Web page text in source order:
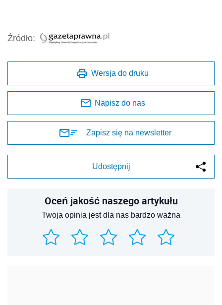
Źródło:
Wersja do druku
Napisz do nas
Zapisz się na newsletter
Udostępnij
Oceń jakość naszego artykułu
Twoja opinia jest dla nas bardzo ważna